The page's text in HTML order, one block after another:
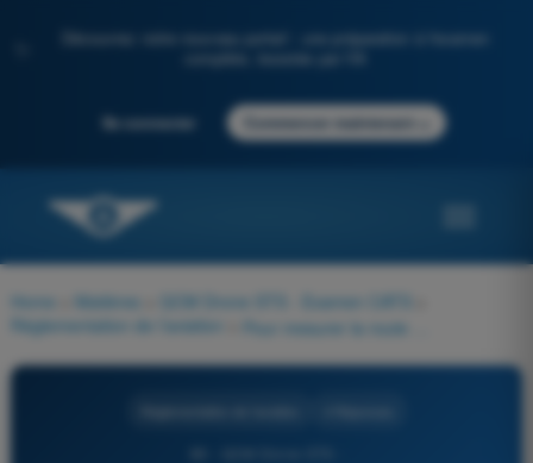
Découvrez notre nouveau portail : une préparation à l'examen
Se connecter Commencer maintenant
Home Matières QCM Drone STS - Examen CATS
Réglementation de l’aviation